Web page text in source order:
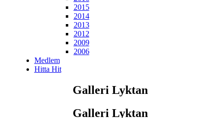
2015
2014
2013
2012
2009
2006
Medlem
Hitta Hit
Galleri Lyktan
Galleri Lyktan